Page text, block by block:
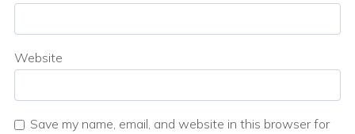
Website
Save my name, email, and website in this browser for